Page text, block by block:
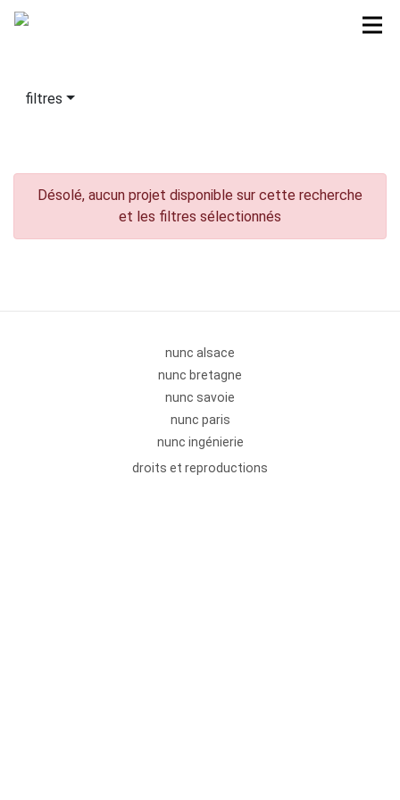
filtres
Désolé, aucun projet disponible sur cette recherche
et les filtres sélectionnés
nunc alsace
nunc bretagne
nunc savoie
nunc paris
nunc ingénierie
droits et reproductions